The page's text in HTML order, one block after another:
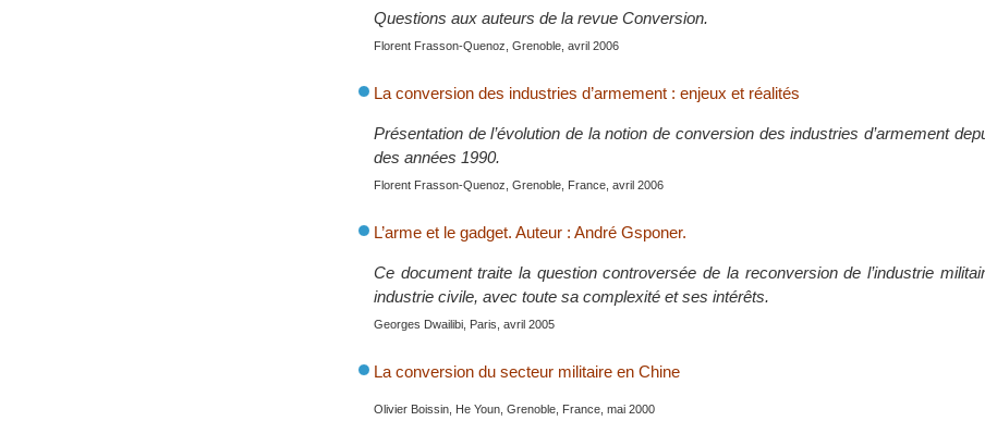
Questions aux auteurs de la revue Conversion.
Florent Frasson-Quenoz, Grenoble, avril 2006
La conversion des industries d’armement : enjeux et réalités
Présentation de l’évolution de la notion de conversion des industries d’armement
des années 1990.
Florent Frasson-Quenoz, Grenoble, France, avril 2006
L’arme et le gadget. Auteur : André Gsponer.
Ce document traite la question controversée de la reconversion de l’industrie
industrie civile, avec toute sa complexité et ses intérêts.
Georges Dwailibi, Paris, avril 2005
La conversion du secteur militaire en Chine
Olivier Boissin, He Youn, Grenoble, France, mai 2000